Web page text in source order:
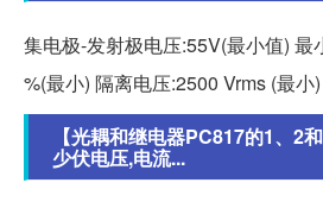
集电极-发射极电压:55V(最小值) 最
%(最小) 隔离电压:2500 Vrms (最小)
【光耦和继电器PC817的1、2
少伏电压,电流...